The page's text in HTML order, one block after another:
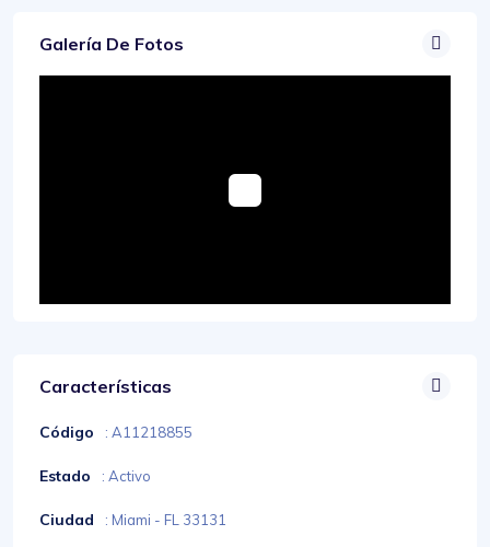
Galería De Fotos
Características
Código : A11218855
Estado : Activo
Ciudad : Miami - FL 33131